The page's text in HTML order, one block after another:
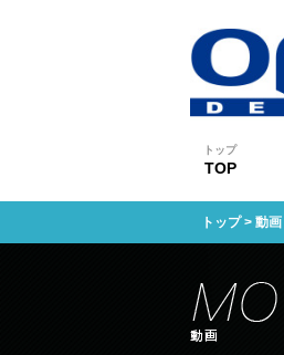
トップ
TOP
トップ> 動画